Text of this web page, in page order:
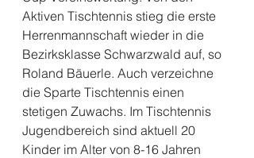
Aktiven Tischtennis stieg die erste
Herrenmannschaft wieder in die
Bezirksklasse Schwarzwald auf, so
Roland Bäuerle. Auch verzeichne
die Sparte Tischtennis einen
stetigen Zuwachs. Im Tischtennis
Jugendbereich sind aktuell 20
Kinder im Alter von 8-16 Jahren